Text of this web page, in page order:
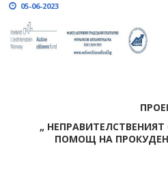
05-06-2023
„
ПОМОЩ НА